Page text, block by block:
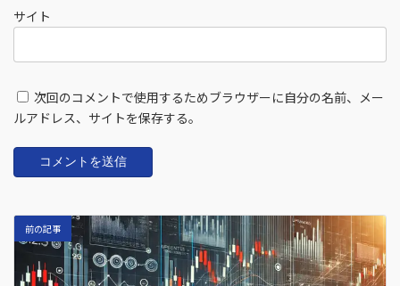
サイト
次回のコメントで使用するためブラウザーに自分の名前、メー
ルアドレス、サイトを保存する。
前の記事